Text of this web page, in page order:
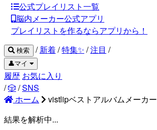
公式プレイリスト一覧
脳内メーカー公式アプリ
プレイリストを作るならアプリから！
検索 / 新着/特集✨ /注目 /
👤マイ
履歴 お気に入り
/🎲 /SNS
ホーム
vistlipベストアルバムメーカー
結果を解析中...